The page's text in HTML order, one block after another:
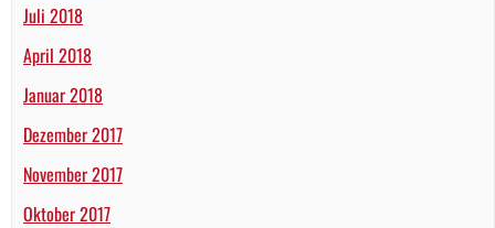
Juli 2018
April 2018
Januar 2018
Dezember 2017
November 2017
Oktober 2017